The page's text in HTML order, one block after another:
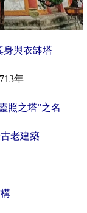
身與衣缽塔
年
照之塔”之名
老建築